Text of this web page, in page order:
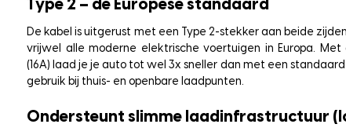
Type 2 – de Europese standaard
De kabel is uitgerust met een Type 2-stekker aan beide
vrijwel alle moderne elektrische voertuigen in Europa.
(16A) laad je je auto tot wel 3x sneller dan met een
gebruik bij thuis- en openbare laadpunten.
Ondersteunt slimme laadinfrastructuur